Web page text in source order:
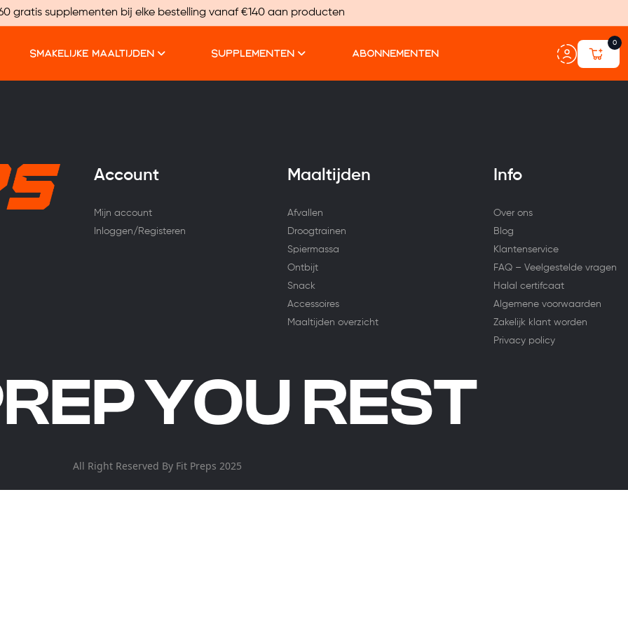
gratis supplementen bij elke bestelling vanaf €140 aan producten
SMAKELIJKE MAALTIJDEN SUPPLEMENTEN ABONNEMENTEN
0
Account
Mijn account
Inloggen/Registeren
Maaltijden
Afvallen
Droogtrainen
Spiermassa
Ontbijt
Snack
Accessoires
Maaltijden overzicht
Info
Over ons
Blog
Klantenservice
FAQ – Veelgestelde vragen
Halal certifcaat
Algemene voorwaarden
Zakelijk klant worden
Privacy policy
YOU REST
All Right Reserved By Fit Preps 2025